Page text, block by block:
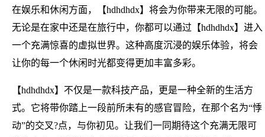
在娱乐和休闲方面，【hdhdhdx】将会为你带来无限的可能。
无论是在家中还是在旅行中，你都可以通过【hdhdhdx】进入
一个充满惊喜的虚拟世界。这种高度沉浸的娱乐体验，将会
让你的每一个休闲时光都变得更加丰富多彩。
【hdhdhdx】不仅是一款科技产品，更是一种全新的生活方
式。它将带你踏上一段前所未有的感官冒险，在那个名为“悸
动”的交叉?点，与你初见。让我们一同期待这个充满无限可